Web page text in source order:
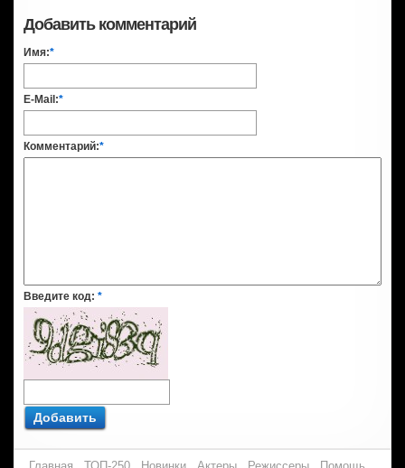
Добавить комментарий
Имя:*
E-Mail:*
Комментарий:*
Введите код: *
Добавить